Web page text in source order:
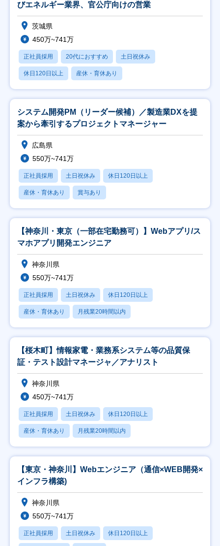
びエネルギー業界、官公庁向けの営業
茨城県
450万~741万
正社員採用 20代におすすめ 土日祝休み
休日120日以上 産休・育休あり
システム開発PM（リーダー候補）／製造業DXを提
案から牽引するプロジェクトマネージャー
広島県
550万~741万
正社員採用 土日祝休み 休日120日以上
産休・育休あり 賞与あり
【神奈川・東京（一部在宅勤務可）】Webアプリ/ス
マホアプリ開発エンジニア
神奈川県
550万~741万
正社員採用 土日祝休み 休日120日以上
産休・育休あり 月残業20時間以内
【桜木町】情報家電・業務系システム等の品質保
証・テスト設計マネージャ／アナリスト
神奈川県
450万~741万
正社員採用 土日祝休み 休日120日以上
産休・育休あり 月残業20時間以内
【東京・神奈川】Webエンジニア（通信×WEB開発×
インフラ構築)
神奈川県
550万~741万
正社員採用 土日祝休み 休日120日以上